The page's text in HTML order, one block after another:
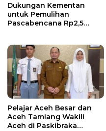
Dukungan Kementan
untuk Pemulihan
Pascabencana Rp2,5
Pelajar Aceh Besar dan
Aceh Tamiang Wakili
Aceh di Paskibraka